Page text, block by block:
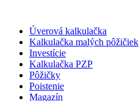
Úverová kalkulačka
Kalkulačka malých pôžičiek
Investície
Kalkulačka PZP
Pôžičky
Poistenie
Magazín